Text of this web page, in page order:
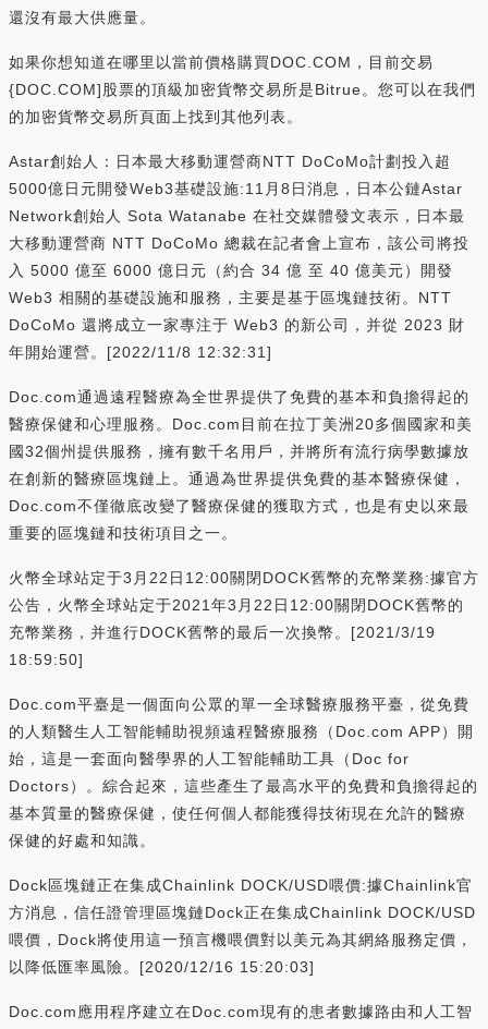
還沒有最大供應量。
如果你想知道在哪里以當前價格購買DOC.COM，目前交易
{DOC.COM]股票的頂級加密貨幣交易所是Bitrue。您可以在我們
的加密貨幣交易所頁面上找到其他列表。
Astar創始人：日本最大移動運營商NTT DoCoMo計劃投入超
5000億日元開發Web3基礎設施:11月8日消息，日本公鏈Astar
Network創始人 Sota Watanabe 在社交媒體發文表示，日本最
大移動運營商 NTT DoCoMo 總裁在記者會上宣布，該公司將投
入 5000 億至 6000 億日元（約合 34 億 至 40 億美元）開發
Web3 相關的基礎設施和服務，主要是基于區塊鏈技術。NTT
DoCoMo 還將成立一家專注于 Web3 的新公司，并從 2023 財
年開始運營。[2022/11/8 12:32:31]
Doc.com通過遠程醫療為全世界提供了免費的基本和負擔得起的
醫療保健和心理服務。Doc.com目前在拉丁美洲20多個國家和美
國32個州提供服務，擁有數千名用戶，并將所有流行病學數據放
在創新的醫療區塊鏈上。通過為世界提供免費的基本醫療保健，
Doc.com不僅徹底改變了醫療保健的獲取方式，也是有史以來最
重要的區塊鏈和技術項目之一。
火幣全球站定于3月22日12:00關閉DOCK舊幣的充幣業務:據官方
公告，火幣全球站定于2021年3月22日12:00關閉DOCK舊幣的
充幣業務，并進行DOCK舊幣的最后一次換幣。[2021/3/19
18:59:50]
Doc.com平臺是一個面向公眾的單一全球醫療服務平臺，從免費
的人類醫生人工智能輔助視頻遠程醫療服務（Doc.com APP）開
始，這是一套面向醫學界的人工智能輔助工具（Doc for
Doctors）。綜合起來，這些產生了最高水平的免費和負擔得起的
基本質量的醫療保健，使任何個人都能獲得技術現在允許的醫療
保健的好處和知識。
Dock區塊鏈正在集成Chainlink DOCK/USD喂價:據Chainlink官
方消息，信任證管理區塊鏈Dock正在集成Chainlink DOCK/USD
喂價，Dock將使用這一預言機喂價對以美元為其網絡服務定價，
以降低匯率風險。[2020/12/16 15:20:03]
Doc.com應用程序建立在Doc.com現有的患者數據路由和人工智